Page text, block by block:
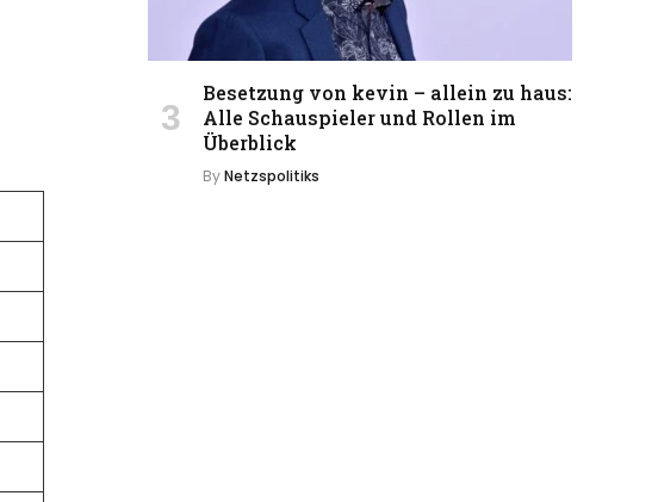
Besetzung von kevin – allein zu haus:
Alle Schauspieler und Rollen im
Überblick
ByNetzspolitiks